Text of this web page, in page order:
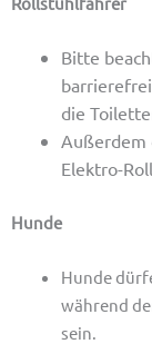
Bitte
die
Außerdem
Elektro-
Hunde
Hunde
während
sein.